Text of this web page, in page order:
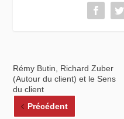
Rémy Butin, Richard Zuber
(Autour du client) et le Sens
du client
Précédent